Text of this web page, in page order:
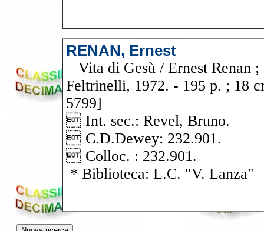
RENAN, Ernest
Vita di Gesù / Ernest Renan
Feltrinelli, 1972. - 195 p. ; 18
5799]
 Int. sec.: Revel, Bruno.
 C.D.Dewey: 232.901.
 Colloc. : 232.901.
* Biblioteca: L.C. "V. Lanza"